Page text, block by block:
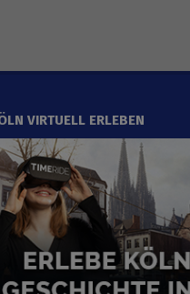
VIRTUELL ERLEBEN